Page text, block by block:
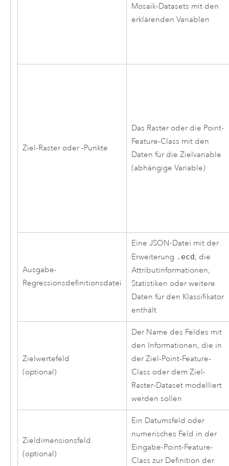
Mosaik-Datasets mit den
erklärenden Variablen
Ziel-Raster oder -Punkte
Das Raster oder die Point-
Feature-Class mit den
Daten für die Zielvariable
(abhängige Variable)
Ausgabe-
Regressionsdefinitionsdatei
Eine JSON-Datei mit der
Erweiterung .ecd, die
Attributinformationen,
Statistiken oder weitere
Daten für den Klassifikator
enthält
Zielwertefeld
(optional)
Der Name des Feldes mit
den Informationen, die in
der Ziel-Point-Feature-
Class oder dem Ziel-
Raster-Dataset modelliert
werden sollen
Zieldimensionsfeld
(optional)
Ein Datumsfeld oder
numerisches Feld in der
Eingabe-Point-Feature-
Class zur Definition der